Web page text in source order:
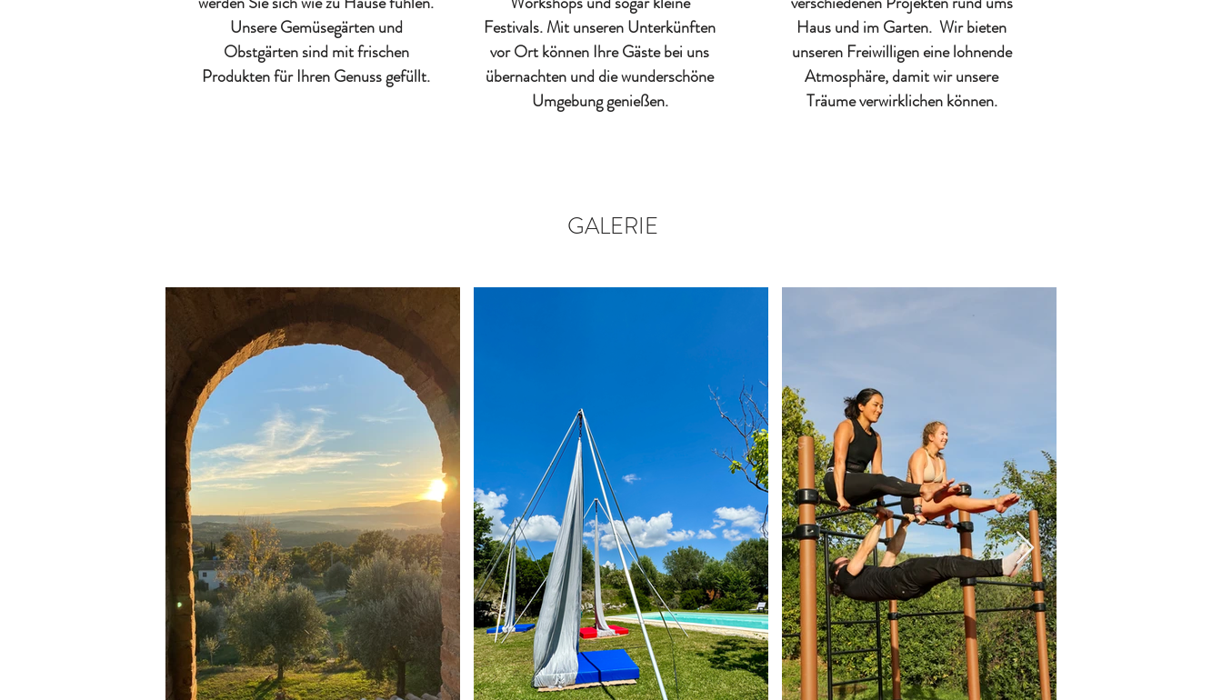
Unsere Gemüsegärten und
Obstgärten sind mit frischen
Produkten für Ihren Genuss gefüllt.
Festivals. Mit unseren Unterkünften
vor Ort können Ihre Gäste bei uns
übernachten und die wunderschöne
Umgebung genießen.
Haus und im Garten. Wir bieten
unseren Freiwilligen eine lohnende
Atmosphäre, damit wir unsere
Träume verwirklichen können.
GALERIE